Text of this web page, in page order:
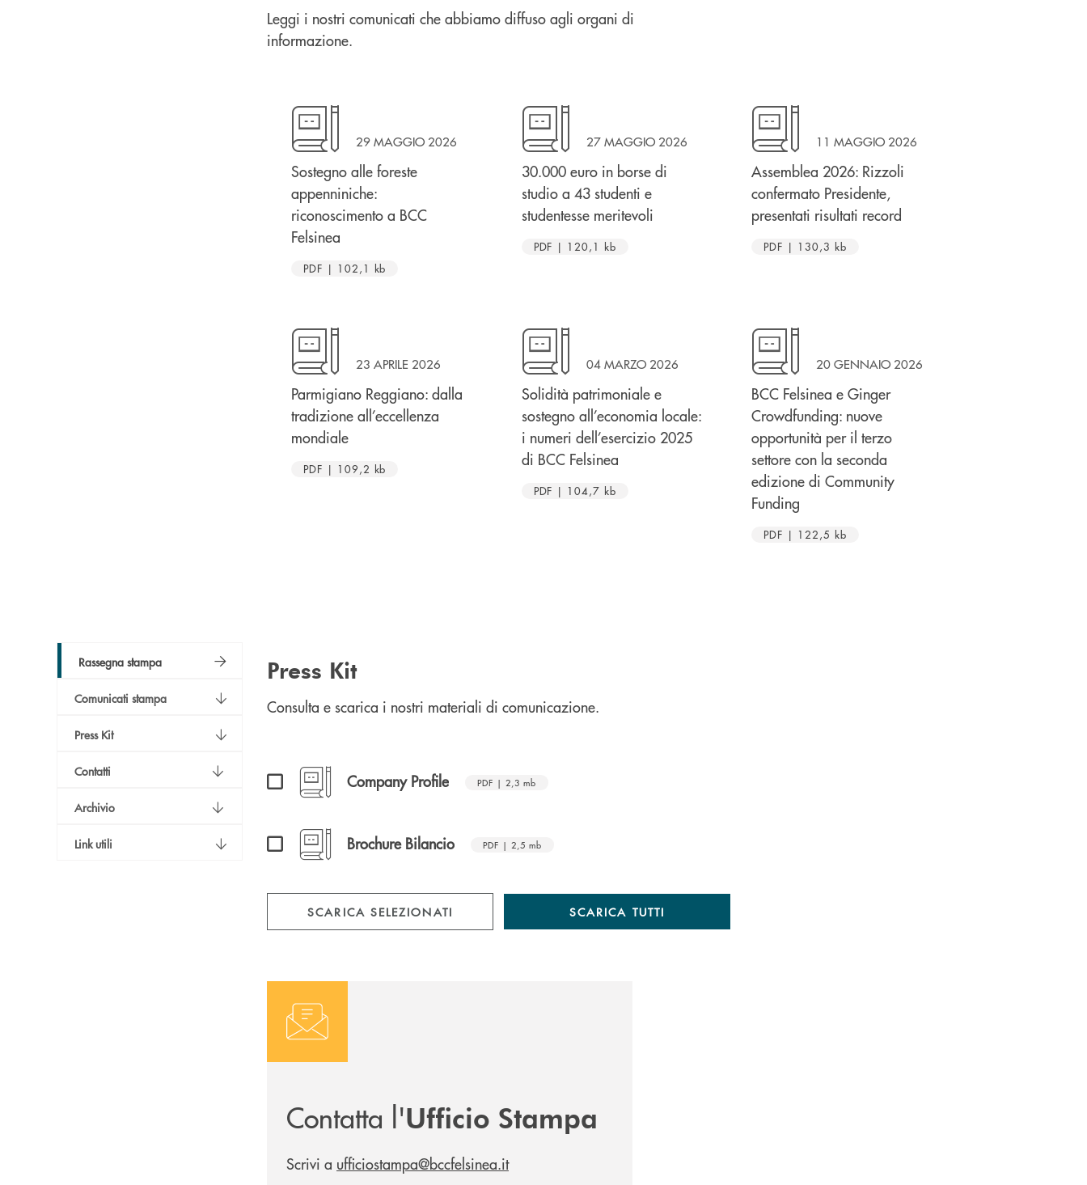
Rassegna stampa
Comunicati stampa
Press Kit
Contatti
Archivio
Link utili
Leggi i nostri comunicati che abbiamo diffuso agli organi di
informazione.
29 MAGGIO 2026
Sostegno alle foreste
appenniniche:
riconoscimento a BCC
Felsinea
PDF | 102,1 kb
27 MAGGIO 2026
30.000 euro in borse di
studio a 43 studenti e
studentesse meritevoli
PDF | 120,1 kb
11 MAGGIO 2026
Assemblea 2026: Rizzoli
confermato Presidente,
presentati risultati record
PDF | 130,3 kb
23 APRILE 2026
Parmigiano Reggiano: dalla
tradizione all’eccellenza
mondiale
PDF | 109,2 kb
04 MARZO 2026
Solidità patrimoniale e
sostegno all’economia locale:
i numeri dell’esercizio 2025
di BCC Felsinea
PDF | 104,7 kb
20 GENNAIO 2026
BCC Felsinea e Ginger
Crowdfunding: nuove
opportunità per il terzo
settore con la seconda
edizione di Community
Funding
PDF | 122,5 kb
Press Kit
Consulta e scarica i nostri materiali di comunicazione.
Company ProfileCompany Profile PDF | 2,3 mb
Brochure Bilancio
Brochure Bilancio PDF | 2,5 mb
SCARICA SELEZIONATI SCARICA TUTTI
Contatta l'Ufficio Stampa
Scrivi a ufficiostampa@bccfelsinea.it